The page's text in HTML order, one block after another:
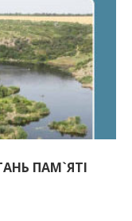
ПАМ`ЯТІ